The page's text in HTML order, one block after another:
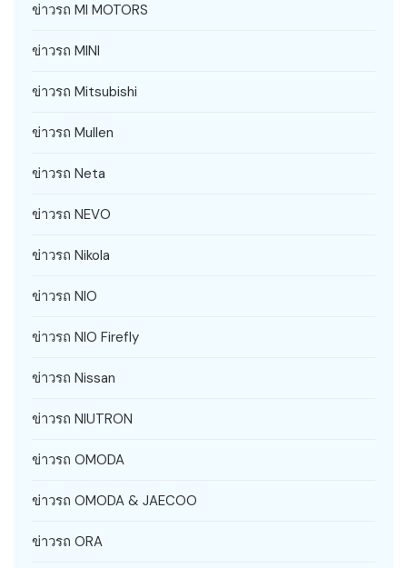
ข่าวรถ MI MOTORS
ข่าวรถ MINI
ข่าวรถ Mitsubishi
ข่าวรถ Mullen
ข่าวรถ Neta
ข่าวรถ NEVO
ข่าวรถ Nikola
ข่าวรถ NIO
ข่าวรถ NIO Firefly
ข่าวรถ Nissan
ข่าวรถ NIUTRON
ข่าวรถ OMODA
ข่าวรถ OMODA & JAECOO
ข่าวรถ ORA